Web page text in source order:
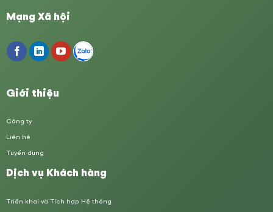
Mạng Xã hội
Giới thiệu
Công ty
Liên hệ
Tuyển dụng
Dịch vụ Khách hàng
Triển khai và Tích hợp Hệ thống